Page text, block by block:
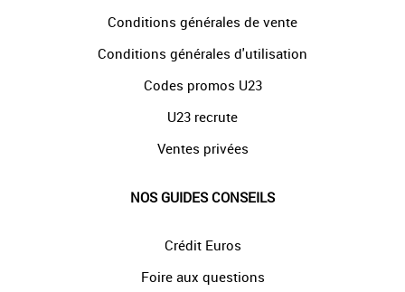
Conditions générales de vente
Conditions générales d'utilisation
Codes promos U23
U23 recrute
Ventes privées
NOS GUIDES CONSEILS
Crédit Euros
Foire aux questions